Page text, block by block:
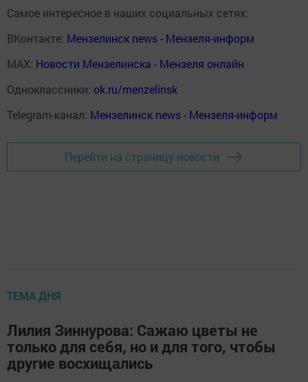
Самое интересное в наших социальных сетях:
ВКонтакте: Мензелинск news - Мензеля-информ
MAX: Новости Мензелинска - Мензеля онлайн
Одноклассники: ok.ru/menzelinsk
Telegram-канал: Мензелинск news - Мензеля-информ
Перейти на страницу новости
ТЕМА ДНЯ
Лилия Зиннурова: Сажаю цветы не
только для себя, но и для того, чтобы
другие восхищались